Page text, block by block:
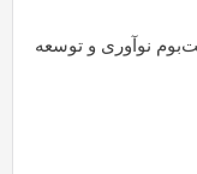
نوآوری و توسعه